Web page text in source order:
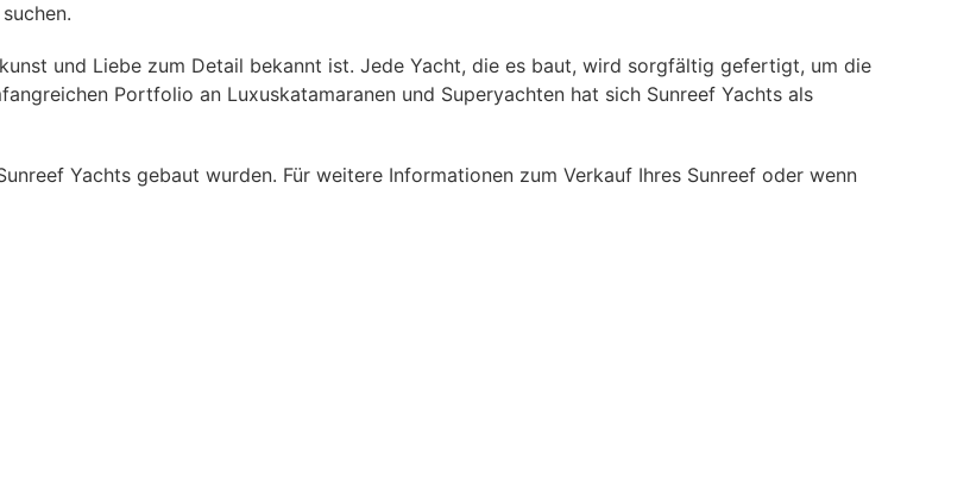
und Liebe zum Detail bekannt ist. Jede Yacht, die es baut, wird sorgfältig gefertigt, um die
Portfolio an Luxuskatamaranen und Superyachten hat sich Sunreef Yachts als
Yachts gebaut wurden. Für weitere Informationen zum Verkauf Ihres Sunreef oder wenn